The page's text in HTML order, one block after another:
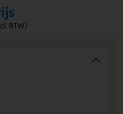
met
met precisie:
Liniaal en
handig voor school
past.
BTW)